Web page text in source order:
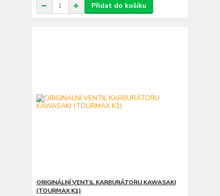
Přidat do košíku
ORIGINÁLNÍ VENTIL KARBURÁTORU KAWASAKI
(TOURMAX K1)